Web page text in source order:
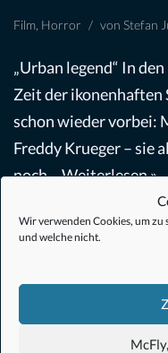
Wir verwenden Cookies, um zu
und welche nicht.
Film Horror von Stefan
„Urban legend“ In
Zeit der
schon wieder vorbei:
Freddy Krueger – sie
noch…Weiterlesen »
#Anime